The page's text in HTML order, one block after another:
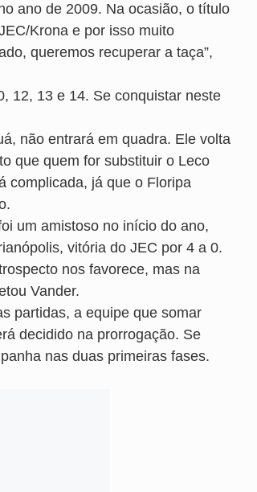
ano de 2009. Na ocasião, o título
Krona e por isso muito
queremos recuperar a taça”,
12, 13 e 14. Se conquistar neste
não entrará em quadra. Ele volta
que quem for substituir o Leco
complicada, já que o Floripa
um amistoso no início do ano,
vitória do JEC por 4 a 0.
nos favorece, mas na
Vander.
partidas, a equipe que somar
decidido na prorrogação. Se
nas duas primeiras fases.